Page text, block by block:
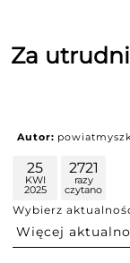
Za
Autor:
25
KWI
2025
2721
razy
czytano
Wybierz